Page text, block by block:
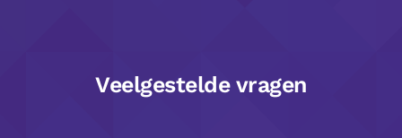
Veelgestelde vragen